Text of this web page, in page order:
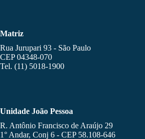
Matriz
Rua Jurupari 93 - São Paulo
CEP 04348-070
Tel. (11) 5018-1900
Unidade João Pessoa
R. Antônio Francisco de Araújo 29
1° Andar, Conj 6 - CEP 58.108-646